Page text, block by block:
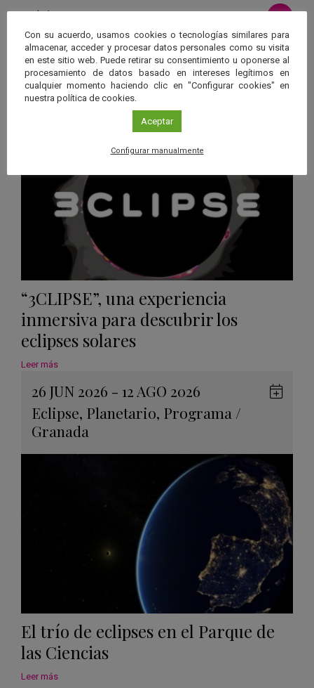
Próximos eventos Ver más
26 JUN 2026 - 26 ENE 2028
Eclipse,Planetario/Gérgal,Granada ,
Málaga,Sevilla
en
“3CLIPSE”, una experiencia
inmersiva para descubrir los
eclipses solares
Leer más
26 JUN 2026 - 12 AGO 2026
Eclipse, Planetario, Programa /
Granada
El trío de eclipses en el Parque de
las Ciencias
Leer más
Con su acuerdo, usamos cookies o tecnologías similares para
almacenar, acceder y procesar datos personales como su visita
en este sitio web. Puede retirar su consentimiento u oponerse al
procesamiento de datos basado en intereses legítimos en
cualquier momento haciendo clic en "Configurar cookies" en
nuestra política de cookies.
Aceptar
Configurar manualmente